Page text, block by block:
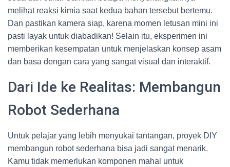
melihat reaksi kimia saat kedua bahan tersebut bertemu.
Dan pastikan kamera siap, karena momen letusan mini ini
pasti layak untuk diabadikan! Selain itu, eksperimen ini
memberikan kesempatan untuk menjelaskan konsep asam
dan basa dengan cara yang sangat visual dan interaktif.
Dari Ide ke Realitas: Membangun
Robot Sederhana
Untuk pelajar yang lebih menyukai tantangan, proyek DIY
membangun robot sederhana bisa jadi sangat menarik.
Kamu tidak memerlukan komponen mahal untuk